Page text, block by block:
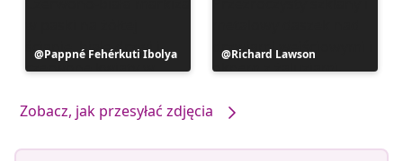
Post
opublikowany
Pappné Fehérkuti Ibolya
Post
opublikowany
Richard Lawson
Zobacz, jak przesyłać zdjęcia